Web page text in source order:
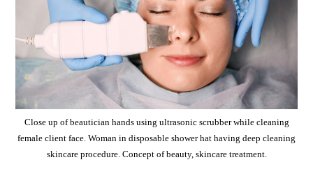
Close up of beautician hands using ultrasonic scrubber while cleaning
female client face. Woman in disposable shower hat having deep cleaning
skincare procedure. Concept of beauty, skincare treatment.